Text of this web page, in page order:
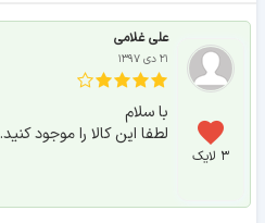
۳ لایک
علی غلامی
۲۱ دی ۱۳۹۷
با سلام
لطفا این کالا را موجود کنید.